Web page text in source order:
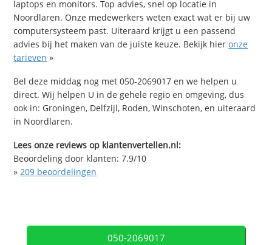
laptops en monitors. Top advies, snel op locatie in
Noordlaren. Onze medewerkers weten exact wat er bij uw
computersysteem past. Uiteraard krijgt u een passend
advies bij het maken van de juiste keuze. Bekijk hieronze
tarieven »
Bel deze middag nog met 050-2069017 en we helpen u
direct. Wij helpen U in de gehele regio en omgeving, dus
ook in: Groningen, Delfzijl, Roden, Winschoten, en uiteraard
in Noordlaren.
Lees onze reviews op klantenvertellen.nl:
Beoordeling door klanten:7.9/10
» 209 beoordelingen
050-2069017